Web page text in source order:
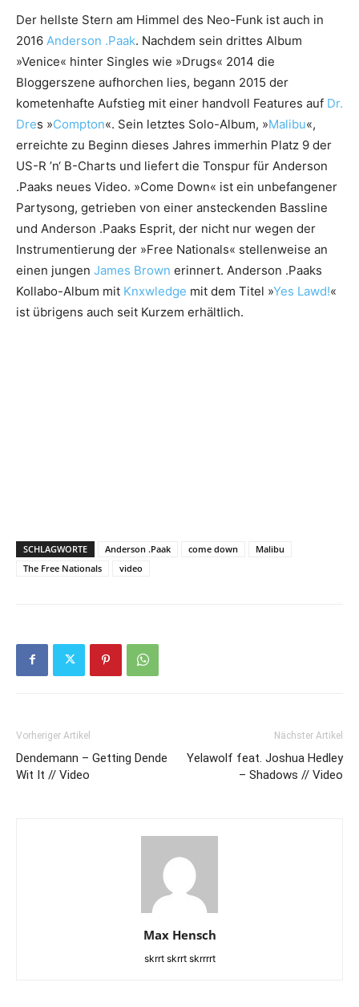
Der hellste Stern am Himmel des Neo-Funk ist auch in
2016 Anderson .Paak. Nachdem sein drittes Album
»Venice« hinter Singles wie »Drugs« 2014 die
Bloggerszene aufhorchen lies, begann 2015 der
kometenhafte Aufstieg mit einer handvoll Features auf Dr.
Dres »Compton«. Sein letztes Solo-Album, »Malibu«,
erreichte zu Beginn dieses Jahres immerhin Platz 9 der
US-R ’n‘ B-Charts und liefert die Tonspur für Anderson
.Paaks neues Video. »Come Down« ist ein unbefangener
Partysong, getrieben von einer ansteckenden Bassline
und Anderson .Paaks Esprit, der nicht nur wegen der
Instrumentierung der »Free Nationals« stellenweise an
einen jungen James Brown erinnert. Anderson .Paaks
Kollabo-Album mit Knxwledge mit dem Titel »Yes Lawd!«
ist übrigens auch seit Kurzem erhältlich.
SCHLAGWORTE Anderson .Paak come down
Malibu
The Free Nationals
video
Vorheriger Artikel
Dendemann – Getting Dende
Wit It // Video
Nächster Artikel
Yelawolf feat. Joshua Hedley
– Shadows // Video
Max Hensch
skrrt skrrt skrrrrt